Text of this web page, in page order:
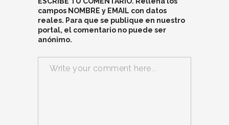
campos NOMBRE y EMAIL con datos
reales. Para que se publique en nuestro
portal, el comentario no puede ser
anónimo.